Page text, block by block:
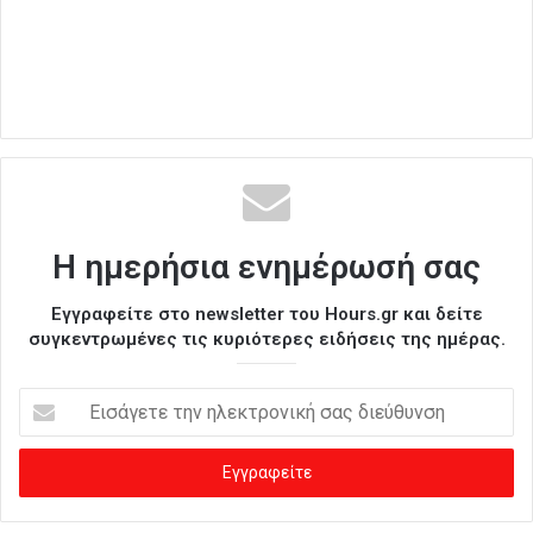
Η ημερήσια ενημέρωσή σας
Εγγραφείτε στο newsletter του Hours.gr και δείτε
συγκεντρωμένες τις κυριότερες ειδήσεις της ημέρας.
σ
γ
ε